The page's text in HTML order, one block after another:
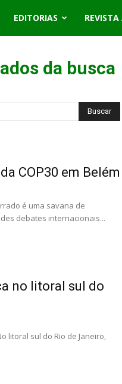
EDITORIAS
da busca
COP30 em Belém
é uma savana de
debates internacionais...
no litoral sul do
litoral sul do Rio de Janeiro,